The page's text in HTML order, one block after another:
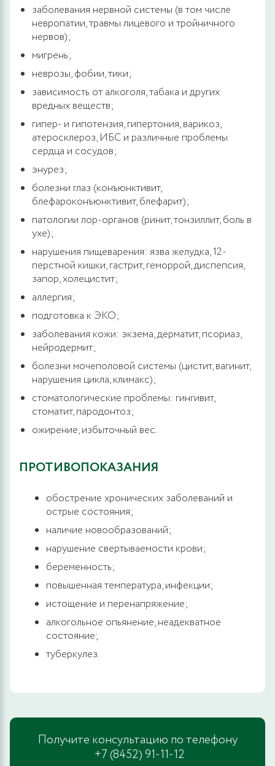
заболевания нервной системы (в том числе
невропатии, травмы лицевого и тройничного
нервов);
мигрень;
неврозы, фобии, тики;
зависимость от алкоголя, табака и других
вредных веществ;
гипер- и гипотензия, гипертония, варикоз,
атеросклероз, ИБС и различные проблемы
сердца и сосудов;
энурез;
болезни глаз (конъюнктивит,
блефароконъюнктивит, блефарит);
патологии лор-органов (ринит, тонзиллит, боль в
ухе);
нарушения пищеварения: язва желудка, 12-
перстной кишки, гастрит, геморрой, диспепсия,
запор, холецистит;
аллергия;
подготовка к ЭКО;
заболевания кожи: экзема, дерматит, псориаз,
нейродермит;
болезни мочеполовой системы (цистит, вагинит,
нарушения цикла, климакс);
стоматологические проблемы: гингивит,
стоматит, пародонтоз;
ожирение, избыточный вес.
ПРОТИВОПОКАЗАНИЯ
обострение хронических заболеваний и
острые состояния;
наличие новообразований;
нарушение свертываемости крови;
беременность;
повышенная температура, инфекции;
истощение и перенапряжение;
алкогольное опьянение, неадекватное
состояние;
туберкулез.
Получите консультацию по телефону
+7 (8452) 91-11-12